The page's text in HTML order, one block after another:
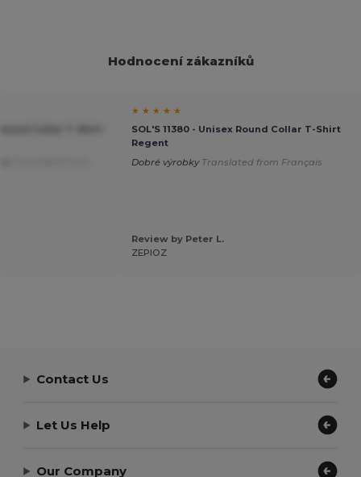
Hodnocení zákazníků
★ ★ ★ ★ ★
SOL'S 11380 - Unisex Round Collar T-Shirt
Regent
Dobré výrobky Translated from Français
Review by Peter L.
ZEPIOZ
Contact Us
Let Us Help
Our Company